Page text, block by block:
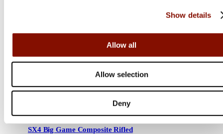
Show details
Allow all
Allow selection
Deny
Winchester
SX4 Big Game Composite Rifled